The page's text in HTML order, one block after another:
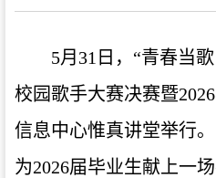
5月31日，“青春当
校园歌手大赛决赛暨
信息中心惟真讲堂举行。
为2026届毕业生献上一场